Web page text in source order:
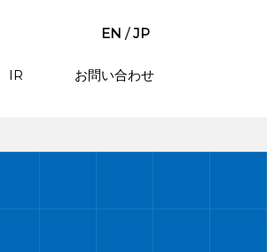
EN /JP
IR お問い合わせ